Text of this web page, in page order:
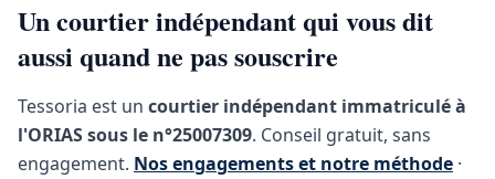
Un courtier indépendant qui vous dit
aussi quand ne pas souscrire
Tessoria est un courtier indépendant immatriculé à
l'ORIAS sous le n°25007309. Conseil gratuit, sans
engagement. Nos engagements et notre méthode ·